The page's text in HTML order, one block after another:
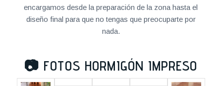
encargamos desde la preparación de la zona hasta el
diseño final para que no tengas que preocuparte por
nada.
📷 FOTOS HORMIGÓN IMPRESO